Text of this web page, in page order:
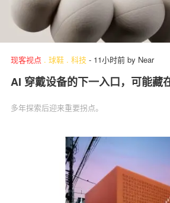
现客视点 . 球鞋 . 科技 - 11小时前 by Near
AI 穿戴设备的下一入口，可能藏
多年探索后迎来重要拐点。